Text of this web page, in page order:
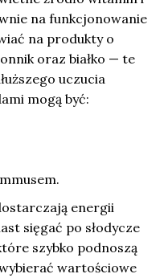
na funkcjonowanie
na produkty o
oraz białko — te
uczucia
mogą być:
energii
sięgać po słodycze
szybko podnoszą
wartościowe